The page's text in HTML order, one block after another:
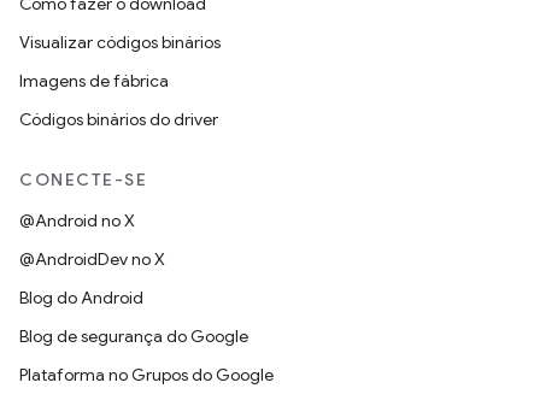
Visualizar códigos binários
Imagens de fábrica
Códigos binários do driver
CONECTE-SE
@Android no X
@AndroidDev no X
Blog do Android
Blog de segurança do Google
Plataforma no Grupos do Google